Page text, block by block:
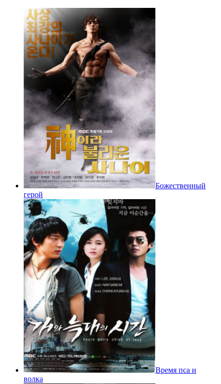
Божественный
герой
Время пса и
волка